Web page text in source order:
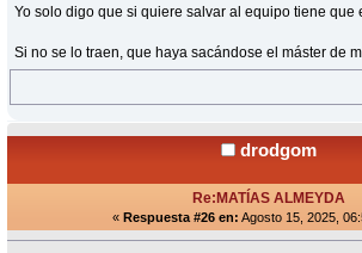
Yo solo digo que si quiere salvar al equipo tiene que
Si no se lo traen, que haya sacándose el máster de
drodgom
Re:MATÍAS ALMEYDA
« Respuesta #26 en: Agosto 15, 2025,